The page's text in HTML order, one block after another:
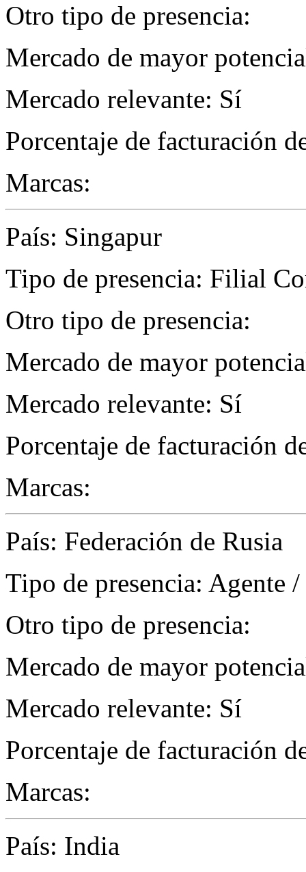
Otro tipo de presencia:
Mercado de mayor
Mercado relevante: Sí
Porcentaje de facturación
Marcas:
País: Singapur
Tipo de presencia: Filial
Otro tipo de presencia:
Mercado de mayor
Mercado relevante: Sí
Porcentaje de facturación
Marcas:
País: Federación de Rusia
Tipo de presencia: Agente
Otro tipo de presencia:
Mercado de mayor
Mercado relevante: Sí
Porcentaje de facturación
Marcas:
País: India